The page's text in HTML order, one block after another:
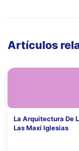
Artículos
La Arquitectura De
Las Maxi Iglesias